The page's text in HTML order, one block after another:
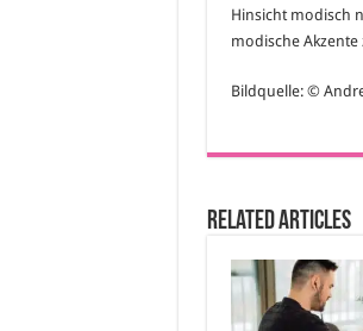
Hinsicht modisch
modische Akzente
Bildquelle: ©
Related Articles